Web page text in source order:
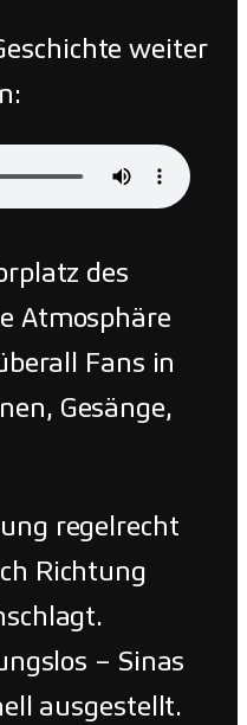
weiter
des
Atmosphäre
Fans in
Gesänge,
regelrecht
Richtung
– Sinas
ausgestellt.